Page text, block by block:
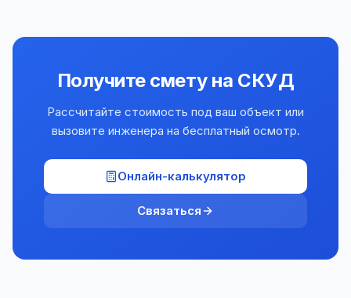
Получите смету на СКУД
Рассчитайте стоимость под ваш объект или
вызовите инженера на бесплатный осмотр.
Онлайн-калькулятор
Связаться